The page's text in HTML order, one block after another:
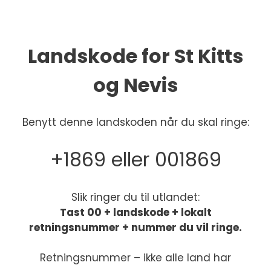
Landskode for St Kitts
og Nevis
Benytt denne landskoden når du skal ringe:
+1869 eller 001869
Slik ringer du til utlandet:
Tast 00 + landskode + lokalt
retningsnummer + nummer du vil ringe.
Retningsnummer – ikke alle land har